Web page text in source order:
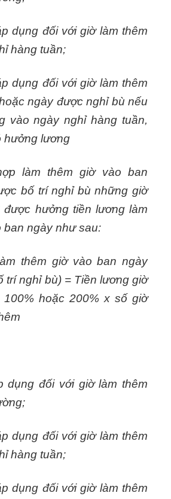
dụng đối với giờ làm thêm
hàng tuần;
dụng đối với giờ làm thêm
ngày được nghỉ bù nếu
vào ngày nghỉ hàng tuần,
hưởng lương
làm thêm giờ vào ban
bố trí nghỉ bù những giờ
được hưởng tiền lương làm
ban ngày như sau:
thêm giờ vào ban ngày
trí nghỉ bù) = Tiền lương giờ
hoặc 200% x số giờ
dụng đối với giờ làm thêm
dụng đối với giờ làm thêm
hàng tuần;
dụng đối với giờ làm thêm